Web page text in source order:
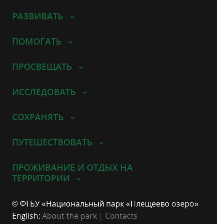
РАЗВИВАТЬ
ПОМОГАТЬ
ПРОСВЕЩАТЬ
ИССЛЕДОВАТЬ
СОХРАНЯТЬ
ПУТЕШЕСТВОВАТЬ
ПРОЖИВАНИЕ И ОТДЫХ НА
ТЕРРИТОРИИ
© ФГБУ «Национальный парк «Плещеево озеро»
English: About the park | Contacts